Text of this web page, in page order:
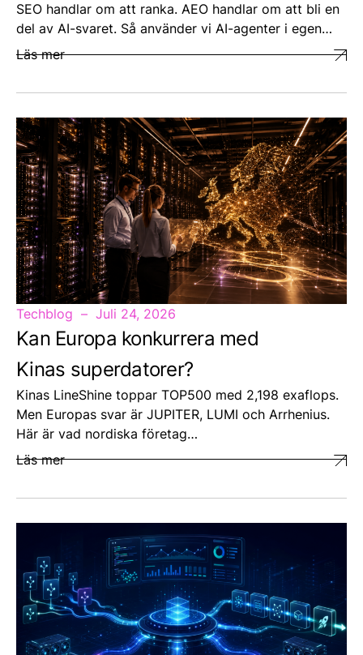
SEO handlar om att ranka. AEO handlar om att bli en
del av AI-svaret. Så använder vi AI-agenter i egen…
Läs mer
Techblog Juli 24, 2026
Kan Europa konkurrera med
Kinas superdatorer?
Kinas LineShine toppar TOP500 med 2,198 exaflops.
Men Europas svar är JUPITER, LUMI och Arrhenius.
Här är vad nordiska företag…
Läs mer